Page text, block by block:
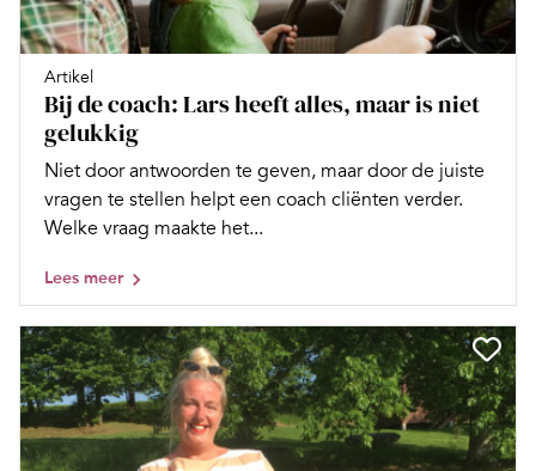
Artikel
Bij de coach: Lars heeft alles, maar is niet
gelukkig
Niet door antwoorden te geven, maar door de juiste
vragen te stellen helpt een coach cliënten verder.
Welke vraag maakte het...
Lees meer